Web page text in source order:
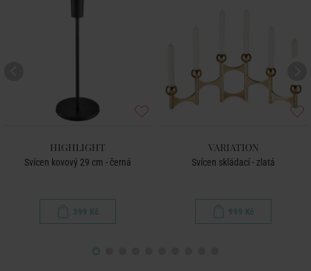
HIGHLIGHT
Svícen kovový 29 cm - černá
399 Kč
VARIATION
Svícen skládací - zlatá
999 Kč